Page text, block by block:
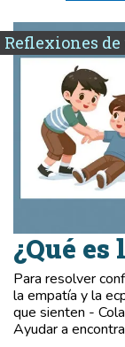
Reflexiones
¿Qué es
Para resolver
la empatía y la
que sienten -
Ayudar a